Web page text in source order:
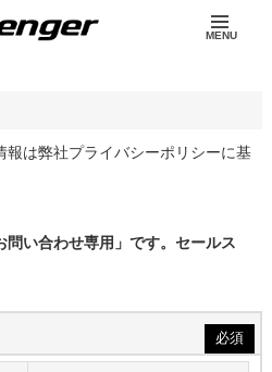
MENU
報は弊社プライバシーポリシーに基
問い合わせ専用」です。セールス
必須